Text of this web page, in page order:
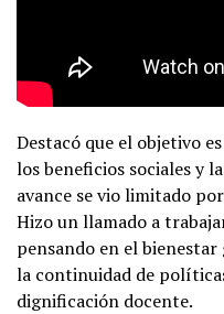
Destacó que el objetivo
los beneficios sociales y
avance se vio limitado
Hizo un llamado a
pensando en el
la continuidad de
dignificación docente.